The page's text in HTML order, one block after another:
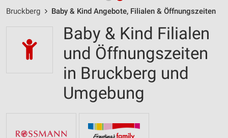
Bruckberg Baby & Kind Angebote, Filialen & Öffnungszeiten
Baby & Kind Filialen
und Öffnungszeiten
in Bruckberg und
Umgebung